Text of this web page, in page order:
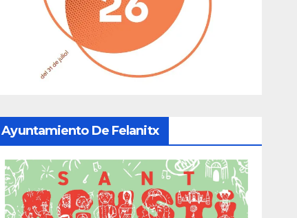
Ayuntamiento De Felanitx